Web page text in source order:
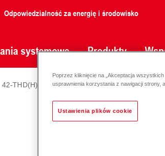
Odpowiedzialność za energię i środowisko
systemowe Produkty
42-THD(H)-W-6011
Poprzez kliknięcie na „Akceptacja
usprawnienia korzystania z nawigacji strony,
Ustawienia plików cookie